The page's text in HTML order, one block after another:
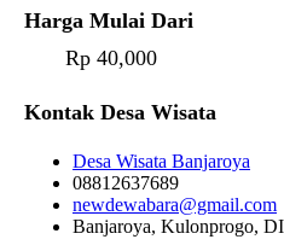
Harga Mulai Dari
Rp 40,000
Kontak Desa Wisata
Desa Wisata Banjaroya
08812637689
newdewabara@gmail.com
Banjaroya, Kulonprogo,